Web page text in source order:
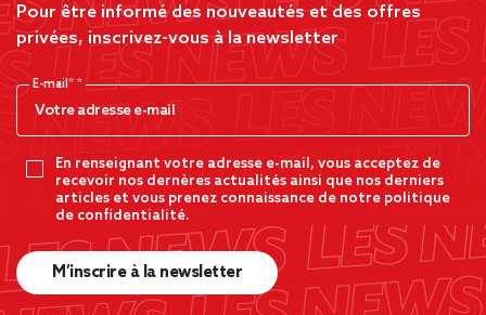
Pour être informé des nouveautés et des offres
privées, inscrivez-vous à la newsletter
E-mail*
En renseignant votre adresse e-mail, vous acceptez de
recevoir nos dernères actualités ainsi que nos derniers
articles et vous prenez connaissance de notre politique
de confidentialité.
M’inscrire à la newsletter